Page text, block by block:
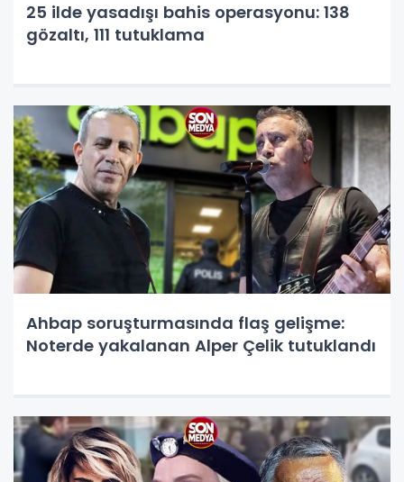
25 ilde yasadışı bahis operasyonu: 138
gözaltı, 111 tutuklama
Ahbap soruşturmasında flaş gelişme:
Noterde yakalanan Alper Çelik tutuklandı